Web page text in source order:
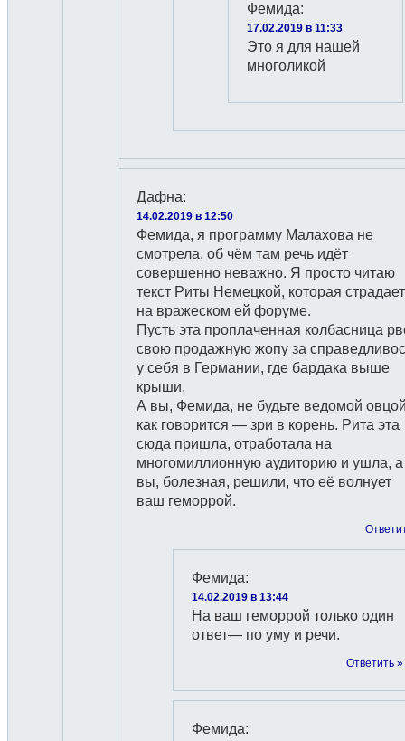
Фемида:
17.02.2019 в 11:33
Это я для нашей
многоликой
Дафна:
14.02.2019 в 12:50
Фемида, я программу Малахова не
смотрела, об чём там речь идёт
совершенно неважно. Я просто читаю
текст Риты Немецкой, которая страдает
на вражеском ей форуме.
Пусть эта проплаченная колбасница
свою продажную жопу за
у себя в Германии, где бардака выше
крыши.
А вы, Фемида, не будьте ведомой
как говорится — зри в корень. Рита эта
сюда пришла, отработала на
многомиллионную аудиторию и ушла, а
вы, болезная, решили, что её волнует
ваш геморрой.
Фемида:
14.02.2019 в 13:44
На ваш геморрой только один
ответ— по уму и речи.
Ответить »
Фемида: